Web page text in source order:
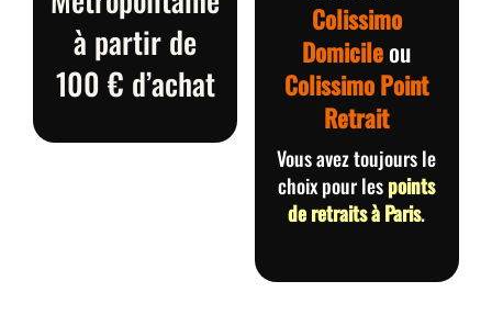
à partir de
100 € d’achat
Colissimo
Domicileou
Colissimo Point
Retrait
Vous avez toujours le
choix pour lespoints
de retraits à Paris.